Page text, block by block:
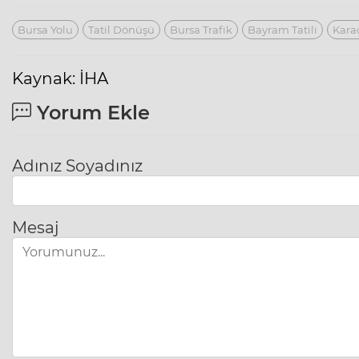
Bursa Yolu Tatil Dönüşü Bursa Trafik Bayram Tatili
Kaynak: İHA
Yorum Ekle
Adınız Soyadınız
Mesaj